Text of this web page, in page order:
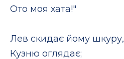
Ото моя хата!"
Лев скидає йому шкуру,
Кузню оглядає;